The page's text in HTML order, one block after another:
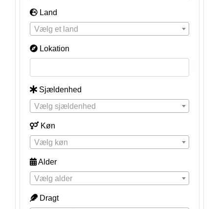
Land
Vælg et land
Lokation
Sjældenhed
Vælg sjældenhed
Køn
Vælg køn
Alder
Vælg alder
Dragt